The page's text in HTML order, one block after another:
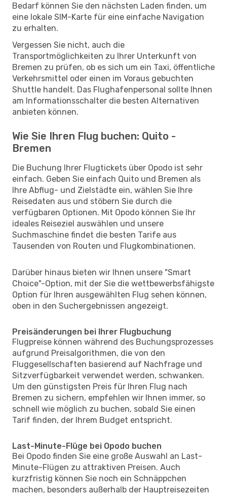
Bedarf können Sie den nächsten Laden finden, um
eine lokale SIM-Karte für eine einfache Navigation
zu erhalten.
Vergessen Sie nicht, auch die
Transportmöglichkeiten zu Ihrer Unterkunft von
Bremen zu prüfen, ob es sich um ein Taxi, öffentliche
Verkehrsmittel oder einen im Voraus gebuchten
Shuttle handelt. Das Flughafenpersonal sollte Ihnen
am Informationsschalter die besten Alternativen
anbieten können.
Wie Sie Ihren Flug buchen: Quito -
Bremen
Die Buchung Ihrer Flugtickets über Opodo ist sehr
einfach. Geben Sie einfach Quito und Bremen als
Ihre Abflug- und Zielstädte ein, wählen Sie Ihre
Reisedaten aus und stöbern Sie durch die
verfügbaren Optionen. Mit Opodo können Sie Ihr
ideales Reiseziel auswählen und unsere
Suchmaschine findet die besten Tarife aus
Tausenden von Routen und Flugkombinationen.
Darüber hinaus bieten wir Ihnen unsere "Smart
Choice"-Option, mit der Sie die wettbewerbsfähigste
Option für Ihren ausgewählten Flug sehen können,
oben in den Suchergebnissen angezeigt.
Preisänderungen bei Ihrer Flugbuchung
Flugpreise können während des Buchungsprozesses
aufgrund Preisalgorithmen, die von den
Fluggesellschaften basierend auf Nachfrage und
Sitzverfügbarkeit verwendet werden, schwanken.
Um den günstigsten Preis für Ihren Flug nach
Bremen zu sichern, empfehlen wir Ihnen immer, so
schnell wie möglich zu buchen, sobald Sie einen
Tarif finden, der Ihrem Budget entspricht.
Last-Minute-Flüge bei Opodo buchen
Bei Opodo finden Sie eine große Auswahl an Last-
Minute-Flügen zu attraktiven Preisen. Auch
kurzfristig können Sie noch ein Schnäppchen
machen, besonders außerhalb der Hauptreisezeiten